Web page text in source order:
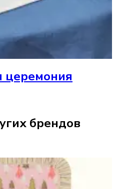
церемония
брендов